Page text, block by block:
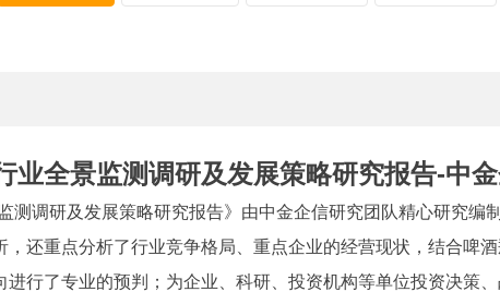
业全景监测调研及发展策略研究报告-中
测调研及发展策略研究报告》由中金企信研究团队精心研究编
还重点分析了行业竞争格局、重点企业的经营现状，结合啤
行了专业的预判；为企业、科研、投资机构等单位投资决策